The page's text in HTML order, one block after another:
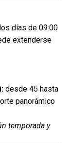
días de 09:00
extenderse
desde 45 hasta
panorámico
temporada y